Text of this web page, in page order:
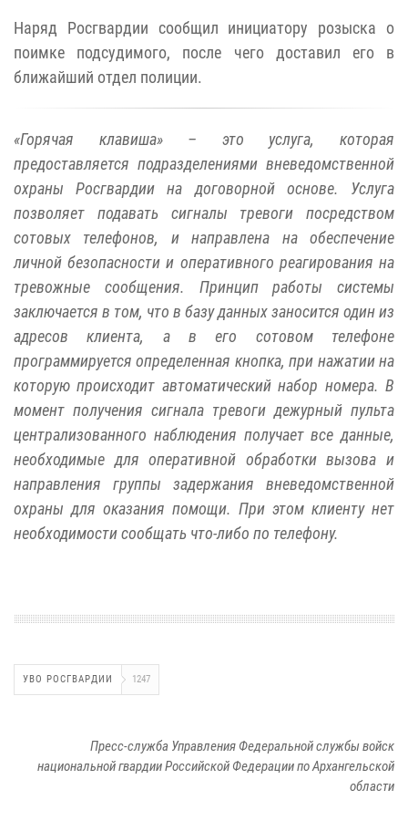
Наряд Росгвардии сообщил инициатору розыска о
поимке подсудимого, после чего доставил его в
ближайший отдел полиции.
«Горячая клавиша» – это услуга, которая
предоставляется подразделениями вневедомственной
охраны Росгвардии на договорной основе. Услуга
позволяет подавать сигналы тревоги посредством
сотовых телефонов, и направлена на обеспечение
личной безопасности и оперативного реагирования на
тревожные сообщения. Принцип работы системы
заключается в том, что в базу данных заносится один из
адресов клиента, а в его сотовом телефоне
программируется определенная кнопка, при нажатии на
которую происходит автоматический набор номера. В
момент получения сигнала тревоги дежурный пульта
централизованного наблюдения получает все данные,
необходимые для оперативной обработки вызова и
направления группы задержания вневедомственной
охраны для оказания помощи. При этом клиенту нет
необходимости сообщать что-либо по телефону.
УВО РОСГВАРДИИ 1247
Пресс-служба Управления Федеральной службы войск
национальной гвардии Российской Федерации по Архангельской
области